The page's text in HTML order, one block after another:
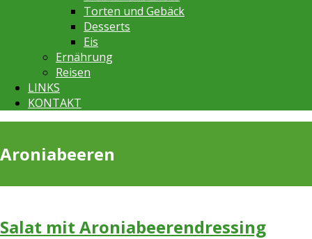
Torten und Gebäck
Desserts
Eis
Ernährung
Reisen
LINKS
KONTAKT
Aroniabeeren
Salat mit Aroniabeerendressing